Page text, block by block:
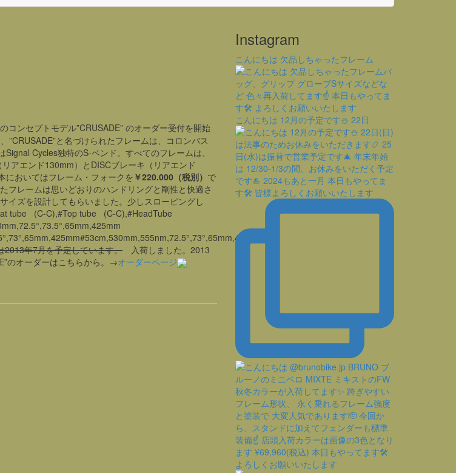
ンセプトモデル”CRUSADE” のオーダー受付を開始
”CRUSADE”と名づけられたフレームは、コロンバス
Cycles独特のS-ベンド。すべてのフレームは、
アエンド130mm）とDISCブレーキ（リアエンド
においてはフレーム・フォークを￥220.000（税別） で
フレームは思いどおりのハンドリングと剛性と快適さ
イズを設計してもらいました。少しスローピングし
tube (C-C),#Top tube (C-C),#HeadTube
2013年7月を予定しています。 入荷しました。2013
のオーダーはこちらから。→オーダーページ
Instagram
こんにちは 欠品しちゃったフレーム
こんにちは 12月の予定です⛄️ 22日